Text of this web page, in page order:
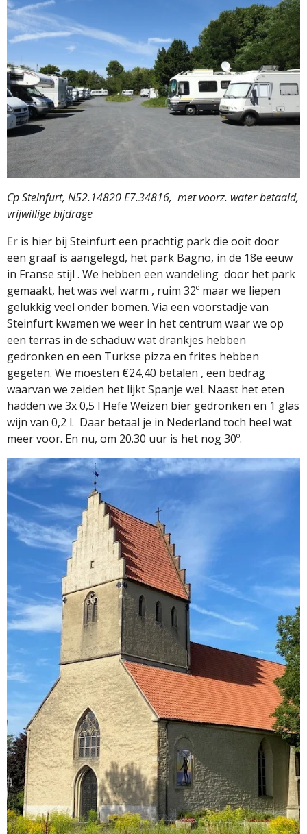
Cp Steinfurt, N52.14820 E7.34816, met voorz. water betaald,
vrijwillige bijdrage
Er is hier bij Steinfurt een prachtig park die ooit door
een graaf is aangelegd, het park Bagno, in de 18e eeuw
in Franse stijl . We hebben een wandeling door het park
gemaakt, het was wel warm , ruim 32º maar we liepen
gelukkig veel onder bomen. Via een voorstadje van
Steinfurt kwamen we weer in het centrum waar we op
een terras in de schaduw wat drankjes hebben
gedronken en een Turkse pizza en frites hebben
gegeten. We moesten €24,40 betalen , een bedrag
waarvan we zeiden het lijkt Spanje wel. Naast het eten
hadden we 3x 0,5 l Hefe Weizen bier gedronken en 1 glas
wijn van 0,2 l. Daar betaal je in Nederland toch heel wat
meer voor. En nu, om 20.30 uur is het nog 30º.